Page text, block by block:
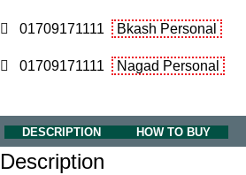
01709171111 Bkash Personal
01709171111 Nagad Personal
DESCRIPTION HOW TO BUY
Description